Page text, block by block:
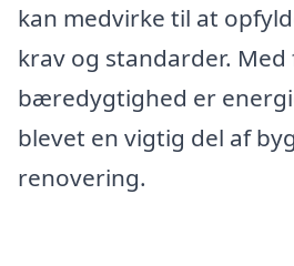
kan medvirke til at
krav og standarder. Med
bæredygtighed er
blevet en vigtig del af
renovering.